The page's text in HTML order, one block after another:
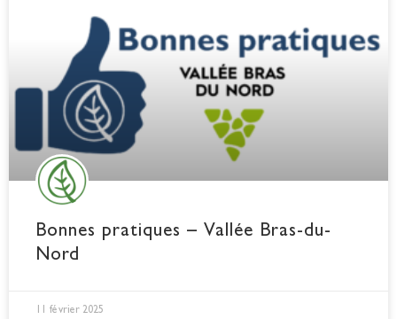
Bonnes pratiques – Vallée Bras-du-
Nord
11 février 2025